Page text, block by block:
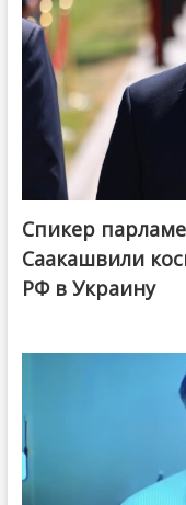
Спикер
Саакашвили
РФ в Украину